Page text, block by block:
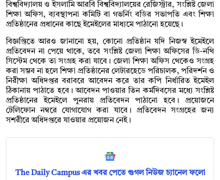
বিশ্ববিদ্যালয় ও ইসলামি আরবি বিশ্ববিদ্যালয়ের রেজিস্ট্রার, সংশ্লিষ্ট জেলা
শিক্ষা অফিস, ব্যবস্থাপনা কমিটি বা গভর্নিং বডির সভাপতি এবং শিক্ষা
প্রতিষ্ঠানের প্রধানের কাছে ইমেইলের মাধ্যমে পাঠানো হয়েছে।
বিজ্ঞপ্তিতে আরও জানানো হয়, কোনো প্রতিষ্ঠান যদি নিজস্ব ইমেইলে
প্রতিবেদন না পেয়ে থাকে, তবে সংশ্লিষ্ট জেলা শিক্ষা অফিসের ডি-নথি
সিস্টেম থেকে তা সংগ্রহ করা যাবে। জেলা শিক্ষা অফিস থেকেও সংগ্রহ
করা সম্ভব না হলে শিক্ষা প্রতিষ্ঠানের লেটারহেডে পরিচালক, পরিদর্শন ও
নিরীক্ষা অধিদপ্তর বরাবরে আবেদন করে তার কপি নির্ধারিত ইমেইল
ঠিকানায় পাঠাতে হবে। আবেদন পাওয়ার তিন কর্মদিবসের মধ্যে সংশ্লিষ্ট
প্রতিষ্ঠানের ইমেইলে পুনরায় প্রতিবেদন পাঠানো হবে। প্রয়োজনে
টেলিফোন নম্বরে যোগাযোগ করা যাবে। প্রতিবেদন সংগ্রহের জন্য
সশরীরে অধিদপ্তরে যাওয়ার প্রয়োজন নেই।
The Daily Campus এর খবর পেতে গুগল নিউজ চ্যানেল ফলো